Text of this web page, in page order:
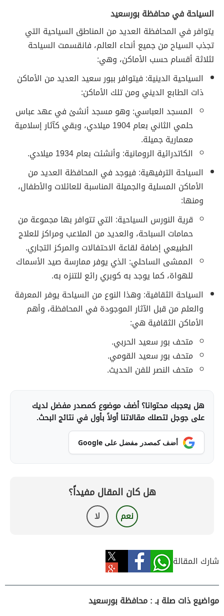
السياحة في محافظة بورسعيد
يتوافر في المحافظة العديد من المناطق السياحية التي
تجذب السياح من جميع أنحاء العالم، فانقسمت السياحة
لثلاثة أقسام حسب الأماكن، وهي:
السياحية الدينية: فيتوافر ببور سعيد العديد من الأماكن
ذات الطابع الديني ومن تلك الأماكن:
المسجد العباسي: وهو مسجد أنشئ في عهد عباس
حلمي الثاني بعام 1904 ميلادي، وبقي كآثار إسلامية
معمارية جميلة.
الكاتدرائية الرومانية: وأنشئت بعام 1934 ميلادي.
السياحة الترفيهية: فيوجد في المحافظة العديد من
الأماكن المسلية والجميلة المناسبة للعائلات والأطفال،
ومنها:
قرية النورس السياحية: التي تتوافر بها مجموعة من
حمامات السباحة، والعديد من الملاعب ومراكز للعلاج
الطبيعي إضافة لقاعة الاحتفالات والمركز التجاري.
الممشى الساحلي: الذي يوفر ممارسة صيد الأسماك
للهواة، كما يوجد به كوبري رائع للتنزه به.
السياحة الثقافية: وهذا النوع من السياحة يوفر المعرفة
والعلم من قبل الآثار الموجودة في المحافظة، وأهم
الأماكن الثقافية هي:
متحف بور سعيد الحربي.
متحف بور سعيد القومي.
متحف النصر للفن الحديث.
هل يعجبك محتوانا؟ أضف موضوع كمصدر مفضل لديك
على جوجل لتصلك مقالاتنا أولاً بأول في نتائج البحث.
أضف كمصدر مفضل على Google
هل كان المقال مفيداً؟
نعم لا
شارك المقالة
مواضيع ذات صلة بـ : محافظة بورسعيد